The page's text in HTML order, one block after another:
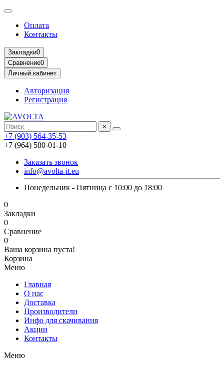
Оплата
Контакты
Закладки0
Сравнение0
Личный кабинет
Авторизация
Регистрация
×
+7 (903) 564-35-53
+7 (964) 580-01-10
Заказать звонок
info@avolta-it.eu
Понедельник - Пятница с 10:00 до 18:00
0
Закладки
0
Сравнение
0
Ваша корзина пуста!
Корзина
Меню
Главная
О нас
Доставка
Производители
Инфо для скачивания
Акции
Контакты
Меню